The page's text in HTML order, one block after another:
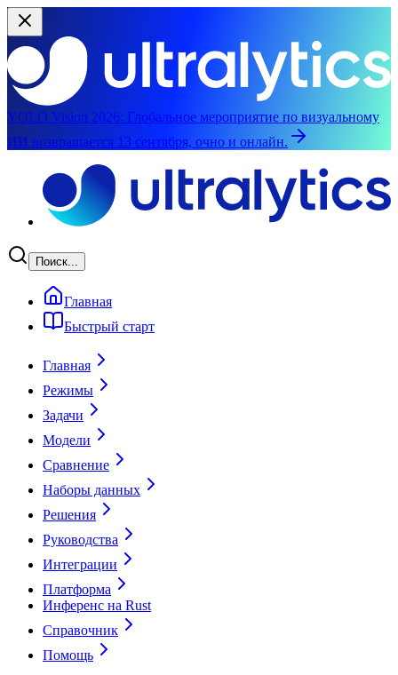
YOLO Vision 2026: Глобальное мероприятие по визуальному
ИИ возвращается 13 сентября, очно и онлайн.
Поиск...
Главная
Быстрый старт
Главная
Режимы
Задачи
Модели
Сравнение
Наборы данных
Решения
Руководства
Интеграции
Платформа
Инференс на Rust
Справочник
Помощь